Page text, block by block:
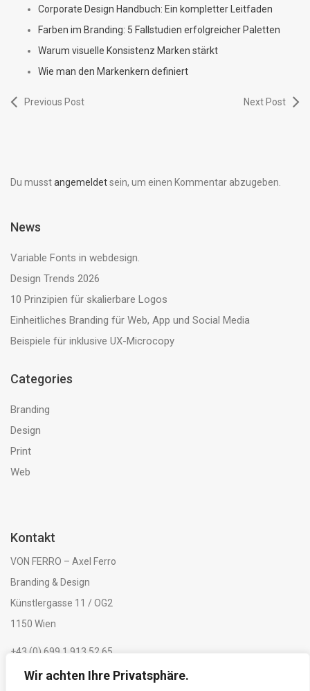
Wir achten Ihre Privatsphäre.
Corporate Design Handbuch: Ein kompletter Leitfaden
Farben im Branding: 5 Fallstudien erfolgreicher Paletten
Warum visuelle Konsistenz Marken stärkt
Wie man den Markenkern definiert
Previous Post Next Post
Du musstangemeldetsein, um einen Kommentar abzugeben.
News
Variable Fonts in webdesign.
Design Trends 2026
10 Prinzipien für skalierbare Logos
Einheitliches Branding für Web, App und Social Media
Beispiele für inklusive UX-Microcopy
Categories
Branding
Design
Print
Web
Kontakt
VON FERRO – Axel Ferro
Branding & Design
Künstlergasse 11 / OG2
1150 Wien
+43 (0) 699 1 913 52 65
Impressum & Datenschutzerklärung